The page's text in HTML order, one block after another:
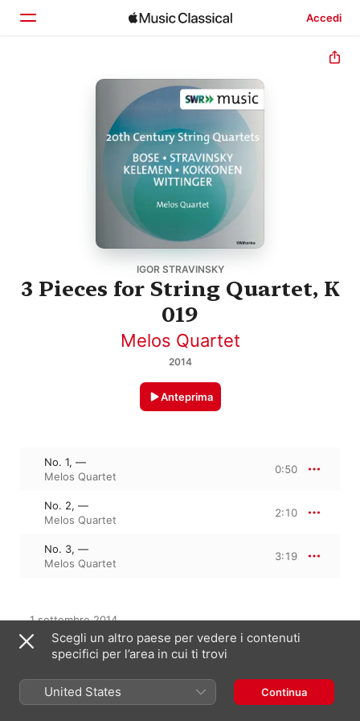
Accedi
IGOR STRAVINSKY
3 Pieces for String Quartet, K
019
Melos Quartet
2014
Anteprima
No. 1, —
Melos Quartet
0:50
No. 2, —
Melos Quartet
2:10
No. 3, —
Melos Quartet
3:19
1 settembre 2014
3 tracce, 6 minuti
℗ 2014 SWR Classic Archive
Dall’album
Scegli un altro paese per vedere i contenuti
specifici per l’area in cui ti trovi
United States Continua